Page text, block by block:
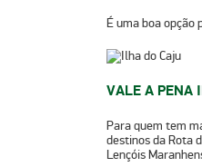
É uma boa opção
VALE A PENA
Para quem tem
destinos daRota
Lençóis